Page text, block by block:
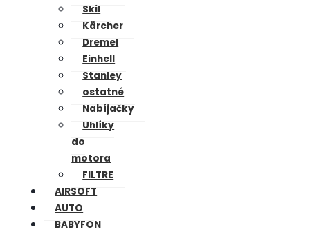
Skil
Kärcher
Dremel
Einhell
Stanley
ostatné
Nabíjačky
Uhlíky
do
motora
FILTRE
AIRSOFT
AUTO
BABYFON